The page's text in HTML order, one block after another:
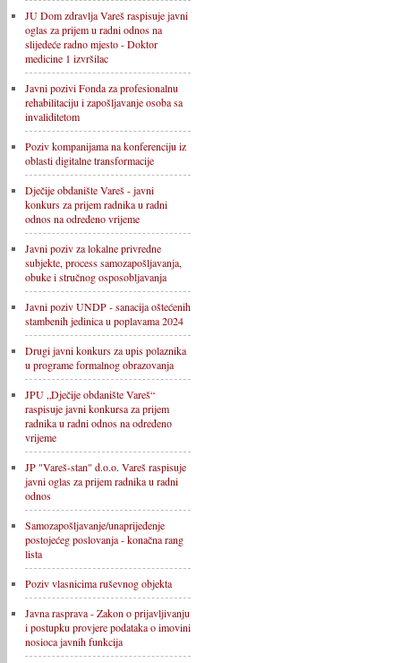
JU Dom zdravlja Vareš raspisuje javni
oglas za prijem u radni odnos na
slijedeće radno mjesto - Doktor
medicine 1 izvršilac
Javni pozivi Fonda za profesionalnu
rehabilitaciju i zapošljavanje osoba sa
invaliditetom
Poziv kompanijama na konferenciju iz
oblasti digitalne transformacije
Dječije obdanište Vareš - javni
konkurs za prijem radnika u radni
odnos na određeno vrijeme
Javni poziv za lokalne privredne
subjekte, process samozapošljavanja,
obuke i stručnog osposobljavanja
Javni poziv UNDP - sanacija oštećenih
stambenih jedinica u poplavama 2024
Drugi javni konkurs za upis polaznika
u programe formalnog obrazovanja
JPU „Dječije obdanište Vareš“
raspisuje javni konkursa za prijem
radnika u radni odnos na određeno
vrijeme
JP "Vareš-stan" d.o.o. Vareš raspisuje
javni oglas za prijem radnika u radni
odnos
Samozapošljavanje/unaprijeđenje
postojećeg poslovanja - konačna rang
lista
Poziv vlasnicima ruševnog objekta
Javna rasprava - Zakon o prijavljivanju
i postupku provjere podataka o imovini
nosioca javnih funkcija